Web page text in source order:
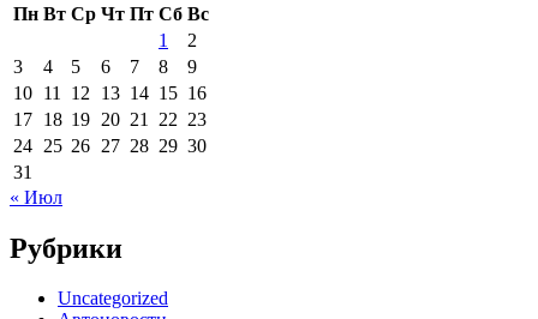
Пн Вт Ср Чт Пт Сб Вс
1
2
3
4 5 6 7 8
9
10 11 12 13 14 15 16
17 18 19 20 21 22 23
24 25 26 27 28 29 30
31
« Июл
Рубрики
Uncategorized